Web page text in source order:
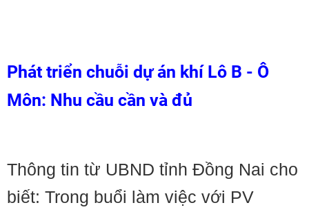
Phát triển chuỗi dự án khí Lô B - Ô
Môn: Nhu cầu cần và đủ
Thông tin từ UBND tỉnh Đồng Nai cho
biết: Trong buổi làm việc với PV